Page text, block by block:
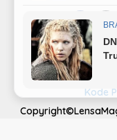
Indeks Kode
Disclaimer
Kode